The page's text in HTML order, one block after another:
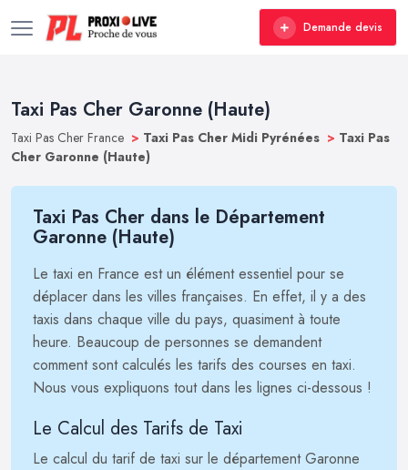
Demande devis
Taxi Pas Cher Garonne (Haute)
Taxi Pas Cher France > Taxi Pas Cher Midi Pyrénées > Taxi Pas
Cher Garonne (Haute)
Taxi Pas Cher dans le Département
Garonne (Haute)
Le taxi en France est un élément essentiel pour se
déplacer dans les villes françaises. En effet, il y a des
taxis dans chaque ville du pays, quasiment à toute
heure. Beaucoup de personnes se demandent
comment sont calculés les tarifs des courses en taxi.
Nous vous expliquons tout dans les lignes ci-dessous !
Le Calcul des Tarifs de Taxi
Le calcul du tarif de taxi sur le département Garonne